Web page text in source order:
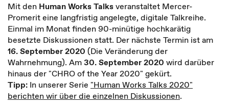
Mit den Human Works Talksveranstaltet Mercer-
Promerit eine langfristig angelegte, digitale Talkreihe.
Einmal im Monat finden 90-minütige hochkarätig
besetzte Diskussionen statt. Der nächste Termin ist am
16. September 2020 (Die Veränderung der
Wahrnehmung). Am30. September 2020 wird darüber
hinaus der "CHRO of the Year 2020" gekürt.
Tipp: In unserer Serie "Human Works Talks 2020"
berichten wir über die einzelnen Diskussionen.